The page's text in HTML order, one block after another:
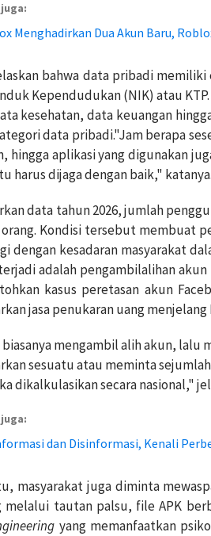
Menghadirkan Dua Akun Baru,
bahwa data pribadi
Kependudukan (NIK) atau
kesehatan, data keuangan
data pribadi."Jam berapa
hingga aplikasi yang digunakan
harus dijaga dengan baik," katanya.
data tahun 2026, jumlah
Kondisi tersebut membuat
dengan kesadaran masyarakat
adalah pengambilalihan
kasus peretasan akun
jasa penukaran uang
mengambil alih akun,
sesuatu atau meminta
dikalkulasikan secara nasional,"
dan Disinformasi, Kenali
masyarakat juga diminta
melalui tautan palsu, file APK
yang memanfaatkan